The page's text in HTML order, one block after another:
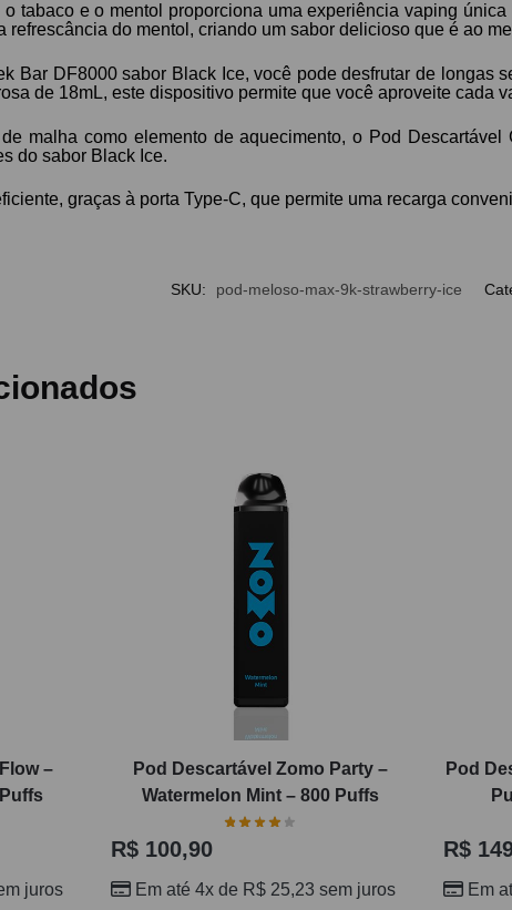
tabaco e o mentol proporciona uma experiência vaping
refrescância do mentol, criando um sabor delicioso que é ao
Bar DF8000 sabor Black Ice, você pode desfrutar de longas
de 18mL, este dispositivo permite que você aproveite cada
malha como elemento de aquecimento, o Pod
do sabor Black Ice.
graças à porta Type-C, que permite uma recarga
SKU: pod-meloso-max-9k-strawberry-ice
–
juros
Pod Descartável Zomo Party –
Watermelon Mint – 800 Puffs
R$ 100,90
Em até 4x de R$ 25,23 sem juros
Pod
R$
Em